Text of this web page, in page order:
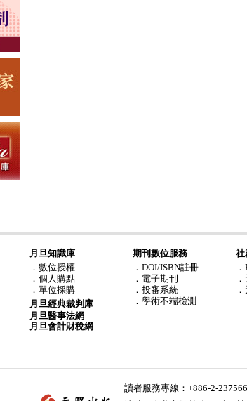
月旦知識庫
． 數位授權
． 個人購點
． 單位採購
月旦經典裁判庫
月旦醫事法網
月旦會計財稅網
期刊數位服務
．DOI/ISBN註冊
．電子期刊
．投審系統
．學術不端檢測
社
讀者服務專線：+886-2-